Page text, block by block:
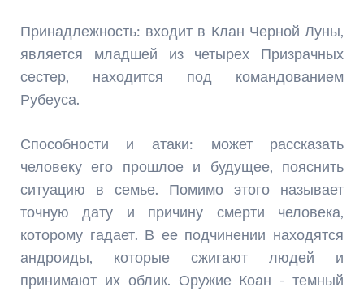
Принадлежность: входит в Клан Черной Луны,
является младшей из четырех Призрачных
сестер, находится под командованием
Рубеуса.
Способности и атаки: может рассказать
человеку его прошлое и будущее, пояснить
ситуацию в семье. Помимо этого называет
точную дату и причину смерти человека,
которому гадает. В ее подчинении находятся
андроиды, которые сжигают людей и
принимают их облик. Оружие Коан - темный